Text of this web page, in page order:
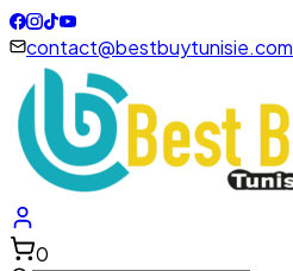
contact@bestbuytunisie.com
0